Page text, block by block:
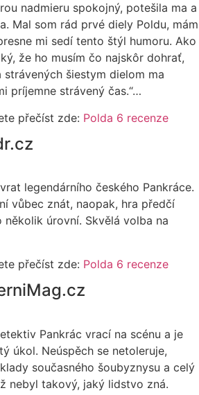
nadmieru spokojný, potešila ma a
Mal som rád prvé diely Poldu, mám
mi sedí tento štýl humoru. Ako
že ho musím čo najskôr dohrať,
šiestym dielom ma
príjemne strávený čas.“…
přečíst zde: Polda 6 recenze
legendárního českého Pankráce.
vůbec znát, naopak, hra předčí
úrovní. Skvělá volba na
přečíst zde: Polda 6 recenze
Pankrác vrací na scénu a je
úkol. Neúspěch se netoleruje,
současného šoubyznysu a celý
nebyl takový, jaký lidstvo zná.